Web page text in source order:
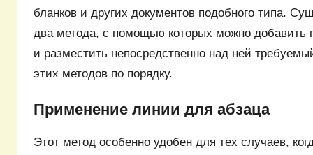
бланков и других документов подобного типа.
два метода, с помощью которых можно добавить
и разместить непосредственно над ней
этих методов по порядку.
Применение линии для абзаца
Этот метод особенно удобен для тех случаев,